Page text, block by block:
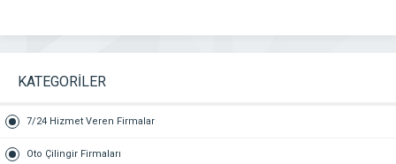
KATEGORİLER
7/24 Hizmet Veren Firmalar
Oto Çilingir Firmaları